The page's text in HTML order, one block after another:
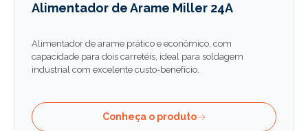
Alimentador de Arame Miller 24A
Alimentador de arame prático e econômico, com
capacidade para dois carretéis, ideal para soldagem
industrial com excelente custo-benefício.
Conheça o produto